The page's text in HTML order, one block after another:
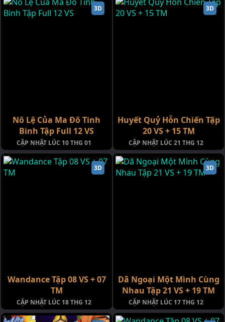
3D
Nô Lệ Của Ma Đô Tinh
Binh Tập Full 12 VS
CẬP NHẬT LÚC 10 THG 01
3D
Huyết Quỷ Hỗn Chiến Tập
20 VS + 15 TM
CẬP NHẬT LÚC 21 THG 12
3D
Wandance Tập 08 VS + 07
TM
CẬP NHẬT LÚC 18 THG 12
3D
Dã Ngoại Một Mình Cùng
Nhau Tập 21 VS + 19 TM
CẬP NHẬT LÚC 17 THG 12